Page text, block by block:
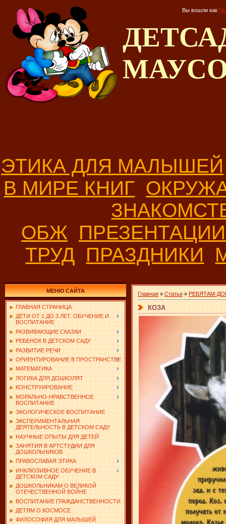
Вы вошли как
ЭТИКА ДЛЯ МАЛЫШЕЙ
В МИРЕ КНИГ
ОБЖ
ТРУД ПРАЗДНИКИ
МЕНЮ САЙТА
ГЛАВНАЯ СТРАНИЦА
ДЕТИ ОТ 1 ДО 3 ЛЕТ. ОБУЧЕНИЕ И
ВОСПИТАНИЕ
РАЗВИВАЮЩИЕ СКАЗКИ
РЕБЕНОК В ДЕТСКОМ САДУ
РАЗВИТИЕ РЕЧИ
ОРИЕНТИРОВАНИЕ В ПРОСТРАНСТВЕ
МАТЕМАТИКА
ЛОГИКА ДЛЯ ДОШКОЛЯТ
КОНСТРУИРОВАНИЕ
МОРАЛЬНО-НРАВСТВЕННОЕ
ВОСПИТАНИЕ
ЭКОЛОГИЧЕСКОЕ ВОСПИТАНИЕ
ЭКСПЕРИМЕНТАЛЬНАЯ
ДЕЯТЕЛЬНОСТЬ В ДЕТСКОМ САДУ
НАУЧНЫЕ ОПЫТЫ ДЛЯ ДЕТЕЙ
ЗАНЯТИЯ В АРТСТУДИИ ДЛЯ
ДОШКОЛЬНИКОВ
ПРАВОСЛАВАЯ ЭТИКА
ИНКЛЮЗИВНОЕ ОБУЧЕНИЕ В
ДЕТСКОМ САДУ
ДОШКОЛЬНИКАМ О ВЕЛИКОЙ
ОТЕЧЕСТВЕННОЙ ВОЙНЕ
ВОСПИТАНИЕ ГРАЖДАНСТВЕННОСТИ
ДЕТЯМ О КОСМОСЕ
ФИЛОСОФИЯ ДЛЯ МАЛЫШЕЙ
Главная » Статьи » РЕБЯТАМ-
КОЗА